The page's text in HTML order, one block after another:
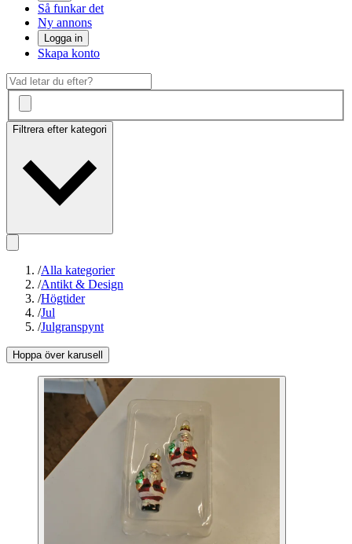
Så funkar det
Ny annons
Logga in
Skapa konto
Filtrera efter kategori
/Alla kategorier
/Antikt & Design
/Högtider
/Jul
/Julgranspynt
Hoppa över karusell